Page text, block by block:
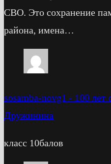
СВО. Это сохранение
района, имена…
sosamba-novg1 - 100 лет
Дружинина
класс 10балов